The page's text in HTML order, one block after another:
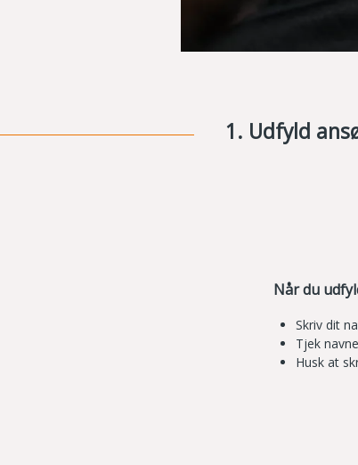
1. Udfyld
Når du
Skriv dit
Tjek
Husk at